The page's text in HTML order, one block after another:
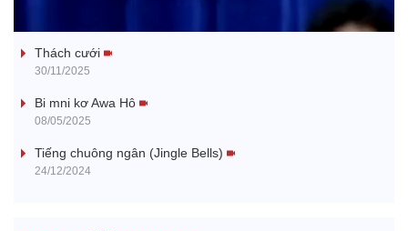
a
i
Thách cưới
30/11/2025
Bi mni kơ Awa Hô
08/05/2025
Tiếng chuông ngân (Jingle Bells)
24/12/2024